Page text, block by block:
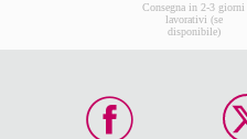
Consegna in 2-3 giorni
lavorativi (se
disponibile)